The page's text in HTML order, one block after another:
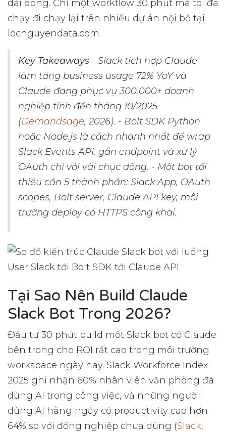
dài dòng. Chỉ một workflow 30 phút mà tôi đã
chạy đi chạy lại trên nhiều dự án nội bộ tại
locnguyendata.com.
Key Takeaways - Slack tích hợp Claude
làm tăng business usage 72% YoY và
Claude đang phục vụ 300.000+ doanh
nghiệp tính đến tháng 10/2025
(Demandsage, 2026). - Bolt SDK Python
hoặc Node.js là cách nhanh nhất để wrap
Slack Events API, gắn endpoint và xử lý
OAuth chỉ với vài chục dòng. - Một bot tối
thiểu cần 5 thành phần: Slack App, OAuth
scopes, Bolt server, Claude API key, môi
trường deploy có HTTPS công khai.
Tại Sao Nên Build Claude
Slack Bot Trong 2026?
Đầu tư 30 phút build một Slack bot có Claude
bên trong cho ROI rất cao trong môi trường
workspace ngày nay. Slack Workforce Index
2025 ghi nhận 60% nhân viên văn phòng đã
dùng AI trong công việc, và những người
dùng AI hằng ngày có productivity cao hơn
64% so với đồng nghiệp chưa dùng (Slack,